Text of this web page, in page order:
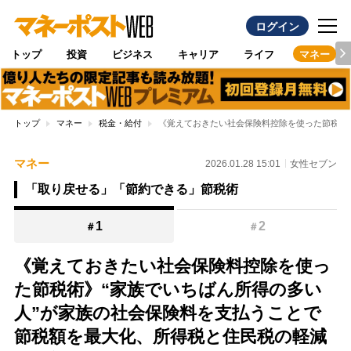
ログイン
トップ 投資 ビジネス キャリア ライフ マネー
トップ マネー 税金・給付 《覚えておきたい社会保険料控除を使った節税
マネー 2026.01.28 15:01 女性セブン
「取り戻せる」「節約できる」節税術
＃ 1 ＃2
《覚えておきたい社会保険料控除を使っ
た節税術》“家族でいちばん所得の多い
人”が家族の社会保険料を支払うことで
節税額を最大化、所得税と住民税の軽減